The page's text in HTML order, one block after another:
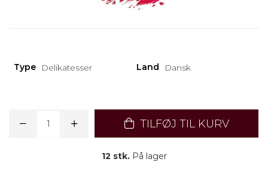
Type Delikatesser Land Dansk
TILFØJ TIL KURV
12 stk.På lager